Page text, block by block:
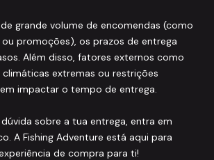
grande volume de encomendas (como
ou promoções), os prazos de entrega
Além disso, fatores externos como
climáticas extremas ou restrições
impactar o tempo de entrega.
sobre a tua entrega, entra em
A Fishing Adventure está aqui para
de compra para ti!